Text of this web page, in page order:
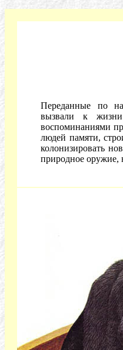
Переданные по
вызвали к
воспоминаниями
людей памяти,
колонизировать
природное оружие,